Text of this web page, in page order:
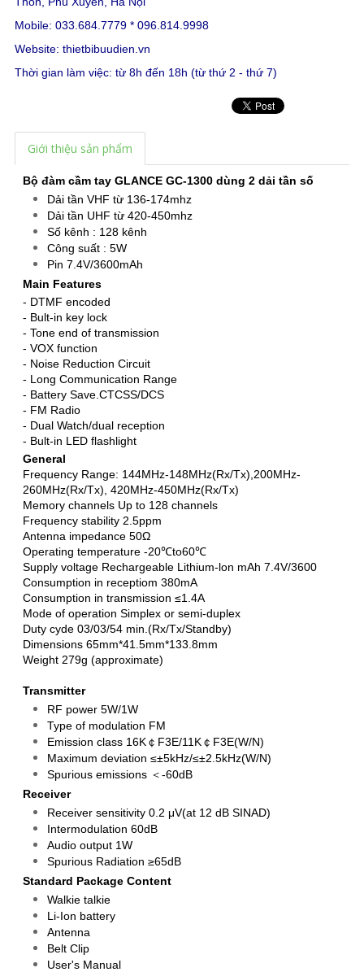
Mobile: 033.684.7779 * 096.814.9998
Website: thietbibuudien.vn
Thời gian làm việc: từ 8h đến 18h (từ thứ 2 - thứ 7)
Giới thiệu sản phẩm
Bộ đàm cầm tay GLANCE GC-1300 dùng 2 dải tần số
Dải tần VHF từ 136-174mhz
Dải tần UHF từ 420-450mhz
Số kênh : 128 kênh
Công suất : 5W
Pin 7.4V/3600mAh
Main Features
- DTMF encoded
- Bult-in key lock
- Tone end of transmission
- VOX function
- Noise Reduction Circuit
- Long Communication Range
- Battery Save.CTCSS/DCS
- FM Radio
- Dual Watch/dual reception
- Bult-in LED flashlight
General
Frequency Range: 144MHz-148MHz(Rx/Tx),200MHz-
260MHz(Rx/Tx), 420MHz-450MHz(Rx/Tx)
Memory channels Up to 128 channels
Frequency stability 2.5ppm
Antenna impedance 50Ω
Operating temperature -20℃to60℃
Supply voltage Rechargeable Lithium-lon mAh 7.4V/3600
Consumption in receptiom 380mA
Consumption in transmission ≤1.4A
Mode of operation Simplex or semi-duplex
Duty cyde 03/03/54 min.(Rx/Tx/Standby)
Dimensions 65mm*41.5mm*133.8mm
Weight 279g (approximate)
Transmitter
RF power 5W/1W
Type of modulation FM
Emission class 16K￠F3E/11K￠F3E(W/N)
Maximum deviation ≤±5kHz/≤±2.5kHz(W/N)
Spurious emissions ＜-60dB
Receiver
Receiver sensitivity 0.2 μV(at 12 dB SINAD)
Intermodulation 60dB
Audio output 1W
Spurious Radiation ≥65dB
Standard Package Content
Walkie talkie
Li-Ion battery
Antenna
Belt Clip
User's Manual